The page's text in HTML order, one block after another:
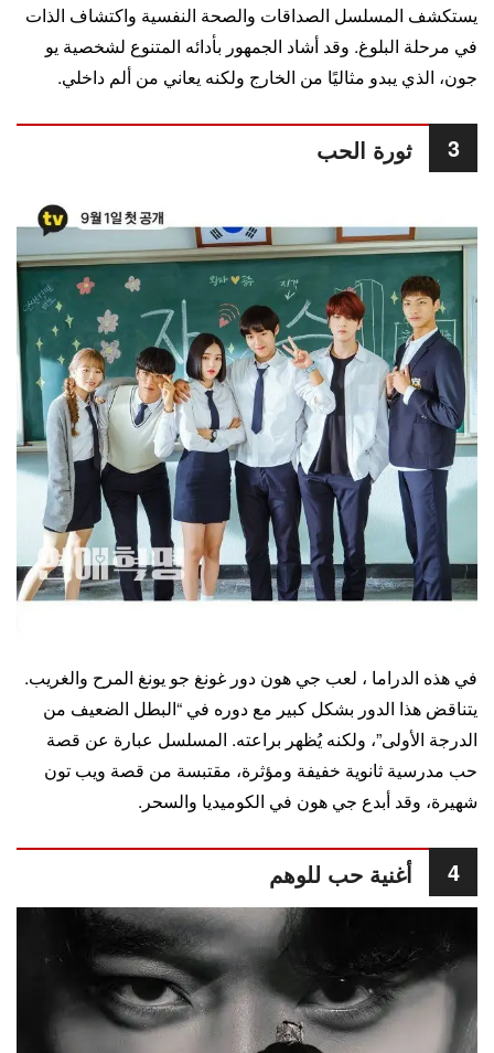
يستكشف المسلسل الصداقات والصحة النفسية واكتشاف الذات
في مرحلة البلوغ. وقد أشاد الجمهور بأدائه المتنوع لشخصية يو
جون، الذي يبدو مثاليًا من الخارج ولكنه يعاني من ألم داخلي.
3 ثورة الحب
في هذه الدراما ، لعب جي هون دور غونغ جو يونغ المرح والغريب.
يتناقض هذا الدور بشكل كبير مع دوره في “البطل الضعيف من
الدرجة الأولى”، ولكنه يُظهر براعته. المسلسل عبارة عن قصة
حب مدرسية ثانوية خفيفة ومؤثرة، مقتبسة من قصة ويب تون
شهيرة، وقد أبدع جي هون في الكوميديا ​​والسحر.
4 أغنية حب للوهم